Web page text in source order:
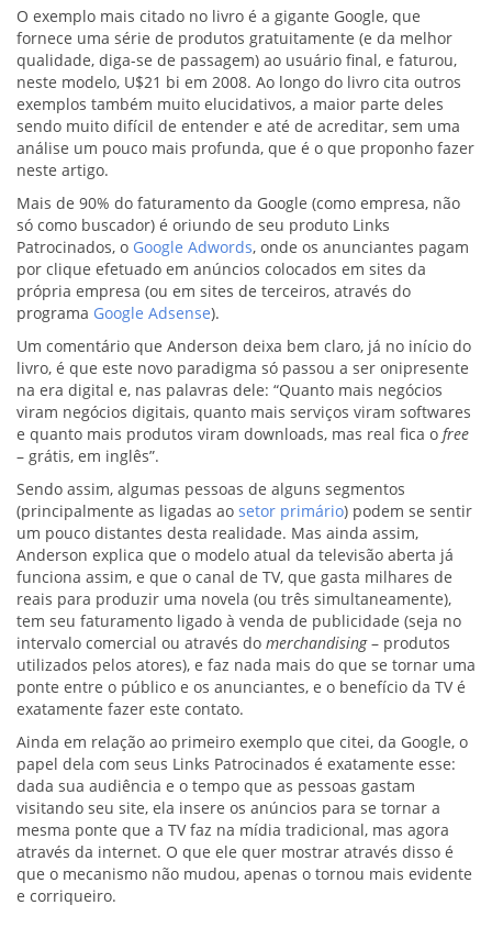
O exemplo mais citado no livro é a gigante Google, que
fornece uma série de produtos gratuitamente (e da melhor
qualidade, diga-se de passagem) ao usuário final, e faturou,
neste modelo, U$21 bi em 2008. Ao longo do livro cita outros
exemplos também muito elucidativos, a maior parte deles
sendo muito difícil de entender e até de acreditar, sem uma
análise um pouco mais profunda, que é o que proponho fazer
neste artigo.
Mais de 90% do faturamento da Google (como empresa, não
só como buscador) é oriundo de seu produto Links
Patrocinados, o Google Adwords, onde os anunciantes pagam
por clique efetuado em anúncios colocados em sites da
própria empresa (ou em sites de terceiros, através do
programa Google Adsense).
Um comentário que Anderson deixa bem claro, já no início do
livro, é que este novo paradigma só passou a ser onipresente
na era digital e, nas palavras dele: “Quanto mais negócios
viram negócios digitais, quanto mais serviços viram softwares
e quanto mais produtos viram downloads, mas real fica o free
– grátis, em inglês”.
Sendo assim, algumas pessoas de alguns segmentos
(principalmente as ligadas ao setor primário) podem se sentir
um pouco distantes desta realidade. Mas ainda assim,
Anderson explica que o modelo atual da televisão aberta já
funciona assim, e que o canal de TV, que gasta milhares de
reais para produzir uma novela (ou três simultaneamente),
tem seu faturamento ligado à venda de publicidade (seja no
intervalo comercial ou através do merchandising– produtos
utilizados pelos atores), e faz nada mais do que se tornar uma
ponte entre o público e os anunciantes, e o benefício da TV é
exatamente fazer este contato.
Ainda em relação ao primeiro exemplo que citei, da Google, o
papel dela com seus Links Patrocinados é exatamente esse:
dada sua audiência e o tempo que as pessoas gastam
visitando seu site, ela insere os anúncios para se tornar a
mesma ponte que a TV faz na mídia tradicional, mas agora
através da internet. O que ele quer mostrar através disso é
que o mecanismo não mudou, apenas o tornou mais evidente
e corriqueiro.